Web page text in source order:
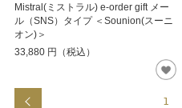
Mistral(ミストラル) e-order gift メー
ル（SNS）タイプ ＜Sounion(スーニ
オン)＞
33,880 円（税込）
1